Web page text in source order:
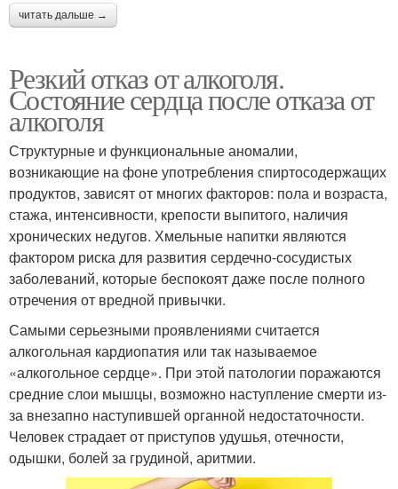
читать дальше →
Резкий отказ от алкоголя.
Состояние сердца после отказа от
алкоголя
Структурные и функциональные аномалии,
возникающие на фоне употребления спиртосодержащих
продуктов, зависят от многих факторов: пола и возраста,
стажа, интенсивности, крепости выпитого, наличия
хронических недугов. Хмельные напитки являются
фактором риска для развития сердечно-сосудистых
заболеваний, которые беспокоят даже после полного
отречения от вредной привычки.
Самыми серьезными проявлениями считается
алкогольная кардиопатия или так называемое
«алкогольное сердце». При этой патологии поражаются
средние слои мышцы, возможно наступление смерти из-
за внезапно наступившей органной недостаточности.
Человек страдает от приступов удушья, отечности,
одышки, болей за грудиной, аритмии.